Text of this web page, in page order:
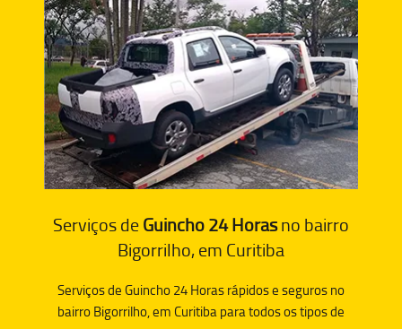
Serviços deGuincho 24 Horasno bairro
Bigorrilho, em Curitiba
Serviços de Guincho 24 Horas rápidos e seguros no
bairro Bigorrilho, em Curitiba para todos os tipos de